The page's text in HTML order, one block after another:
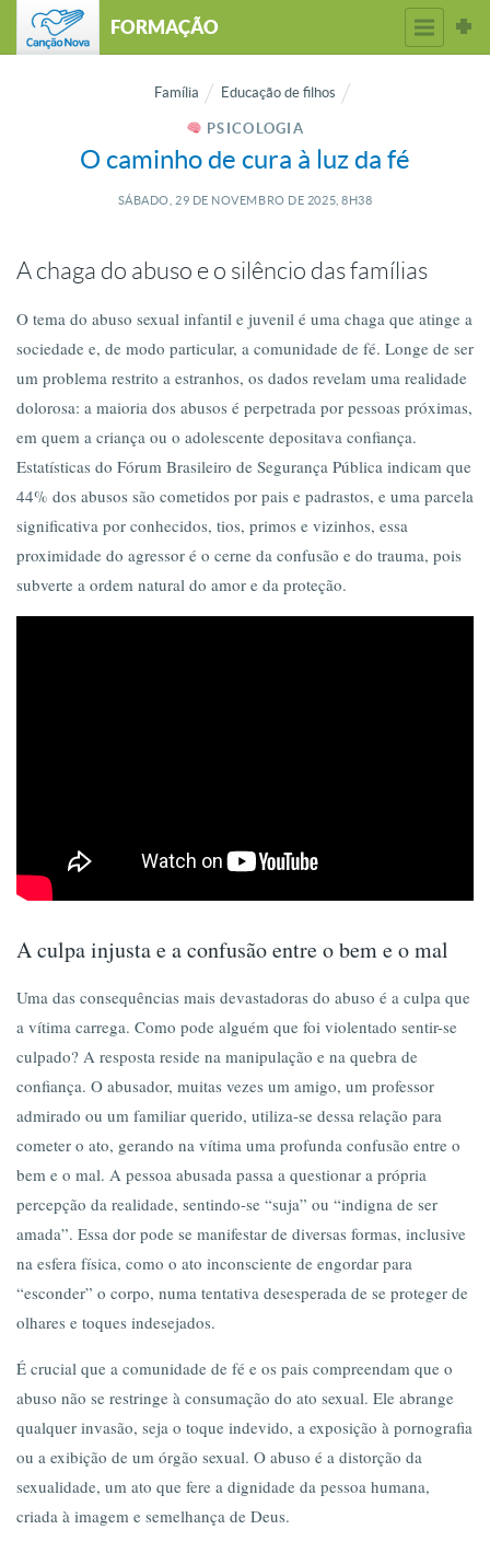
FORMAÇÃO
Família Educação de filhos
PSICOLOGIA
O caminho de cura à luz da fé
SÁBADO, 29 DE NOVEMBRO DE 2025, 8H38
A chaga do abuso e o silêncio das famílias
O tema do abuso sexual infantil e juvenil é uma chaga que atinge a
sociedade e, de modo particular, a comunidade de fé. Longe de ser
um problema restrito a estranhos, os dados revelam uma realidade
dolorosa: a maioria dos abusos é perpetrada por pessoas próximas,
em quem a criança ou o adolescente depositava confiança.
Estatísticas do Fórum Brasileiro de Segurança Pública indicam que
44% dos abusos são cometidos por pais e padrastos, e uma parcela
significativa por conhecidos, tios, primos e vizinhos, essa
proximidade do agressor é o cerne da confusão e do trauma, pois
subverte a ordem natural do amor e da proteção.
A culpa injusta e a confusão entre o bem e o mal
Uma das consequências mais devastadoras do abuso é a culpa que
a vítima carrega. Como pode alguém que foi violentado sentir-se
culpado? A resposta reside na manipulação e na quebra de
confiança. O abusador, muitas vezes um amigo, um professor
admirado ou um familiar querido, utiliza-se dessa relação para
cometer o ato, gerando na vítima uma profunda confusão entre o
bem e o mal. A pessoa abusada passa a questionar a própria
percepção da realidade, sentindo-se “suja” ou “indigna de ser
amada”. Essa dor pode se manifestar de diversas formas, inclusive
na esfera física, como o ato inconsciente de engordar para
“esconder” o corpo, numa tentativa desesperada de se proteger de
olhares e toques indesejados.
É crucial que a comunidade de fé e os pais compreendam que o
abuso não se restringe à consumação do ato sexual. Ele abrange
qualquer invasão, seja o toque indevido, a exposição à pornografia
ou a exibição de um órgão sexual. O abuso é a distorção da
sexualidade, um ato que fere a dignidade da pessoa humana,
criada à imagem e semelhança de Deus.